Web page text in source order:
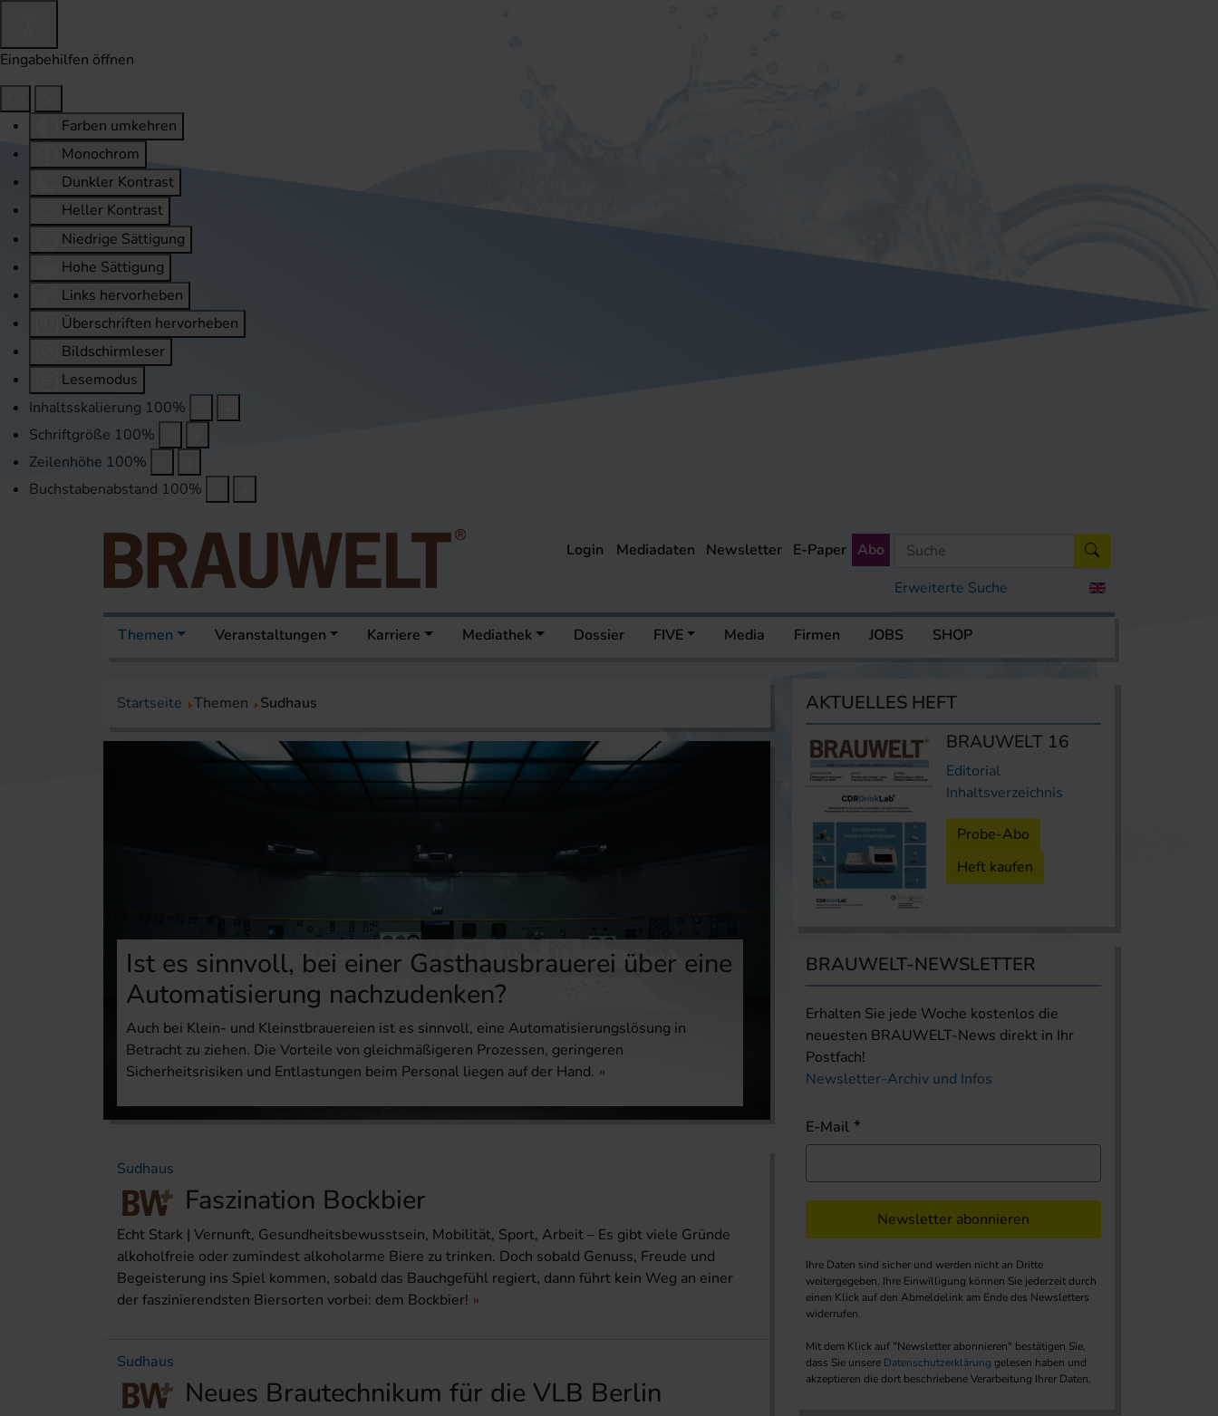
Eingabehilfen öffnen
Farben umkehren
Monochrom
Dunkler Kontrast
Heller Kontrast
Niedrige Sättigung
Hohe Sättigung
Links hervorheben
Überschriften hervorheben
Bildschirmleser
Lesemodus
Inhaltsskalierung 100%
Schriftgröße 100%
Zeilenhöhe 100%
Buchstabenabstand 100%
Erweiterte Suche
Login Mediadaten Newsletter E-Paper Abo
Themen Veranstaltungen Karriere Mediathek Dossier FIVE Media Firmen JOBS SHOP
Startseite Themen Sudhaus
Ist es sinnvoll, bei einer Gasthausbrauerei über eine
Automatisierung nachzudenken?
Auch bei Klein- und Kleinstbrauereien ist es sinnvoll, eine Automatisierungslösung in
Betracht zu ziehen. Die Vorteile von gleichmäßigeren Prozessen, geringeren
Sicherheitsrisiken und Entlastungen beim Personal liegen auf der Hand.
Sudhaus
Faszination Bockbier
Echt Stark | Vernunft, Gesundheitsbewusstsein, Mobilität, Sport, Arbeit – Es gibt viele Gründe
alkoholfreie oder zumindest alkoholarme Biere zu trinken. Doch sobald Genuss, Freude und
Begeisterung ins Spiel kommen, sobald das Bauchgefühl regiert, dann führt kein Weg an einer
der faszinierendsten Biersorten vorbei: dem Bockbier!
Sudhaus
Neues Brautechnikum für die VLB Berlin
AKTUELLES HEFT
BRAUWELT 16
Editorial
Inhaltsverzeichnis
Probe-Abo
Heft kaufen
BRAUWELT-NEWSLETTER
Erhalten Sie jede Woche kostenlos die
neuesten BRAUWELT-News direkt in Ihr
Postfach!
Newsletter-Archiv und Infos
E-Mail
Newsletter abonnieren
Ihre Daten sind sicher und werden nicht an Dritte
weitergegeben. Ihre Einwilligung können Sie jederzeit durch
einen Klick auf den Abmeldelink am Ende des Newsletters
widerrufen.
Mit dem Klick auf "Newsletter abonnieren" bestätigen Sie,
dass Sie unsere Datenschutzerklärung gelesen haben und
akzeptieren die dort beschriebene Verarbeitung Ihrer Daten.